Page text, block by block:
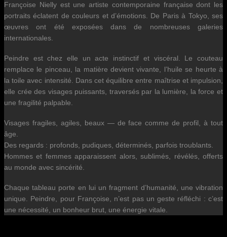
Françoise Nielly est une artiste contemporaine française dont les
portraits éclatent de couleurs et d’émotions. De Paris à Tokyo, ses
œuvres ont été exposées dans de nombreuses galeries
internationales.
Peindre est chez elle un acte instinctif et viscéral. Le couteau
remplace le pinceau, la matière devient vivante, l’huile se heurte à
la toile avec intensité. Dans cet équilibre entre maîtrise et impulsion,
elle crée des visages puissants, traversés par la lumière, la force et
une fragilité palpable.
Visages fragiles, agiles, beaux — de face comme de profil, à tout
âge.
Des regards : profonds, pudiques, déterminés, parfois troublants.
Hommes et femmes apparaissent alors, sublimés, révélés, offerts
au monde avec sincérité.
Chaque tableau porte en lui un fragment d’humanité, une vibration
unique. Peindre, pour Françoise, n’est pas un geste réfléchi : c’est
une nécessité, un bonheur brut, une énergie vitale.